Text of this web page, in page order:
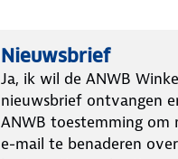
Nieuwsbrief
Ja, ik wil de ANWB
nieuwsbrief ontvangen
ANWB toestemming om
e-mail te benaderen